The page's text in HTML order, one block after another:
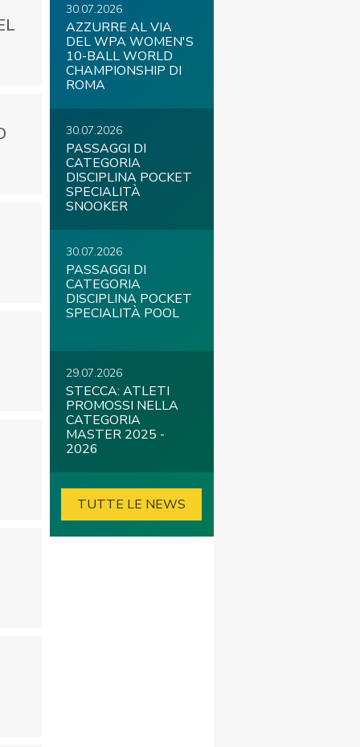
30.07.2026
AZZURRE AL VIA
DEL WPA WOMEN'S
10-BALL WORLD
CHAMPIONSHIP DI
ROMA
30.07.2026
PASSAGGI DI
CATEGORIA
DISCIPLINA POCKET
SPECIALITÀ
SNOOKER
30.07.2026
PASSAGGI DI
CATEGORIA
DISCIPLINA POCKET
SPECIALITÀ POOL
29.07.2026
STECCA: ATLETI
PROMOSSI NELLA
CATEGORIA
MASTER 2025 -
2026
TUTTE LE NEWS